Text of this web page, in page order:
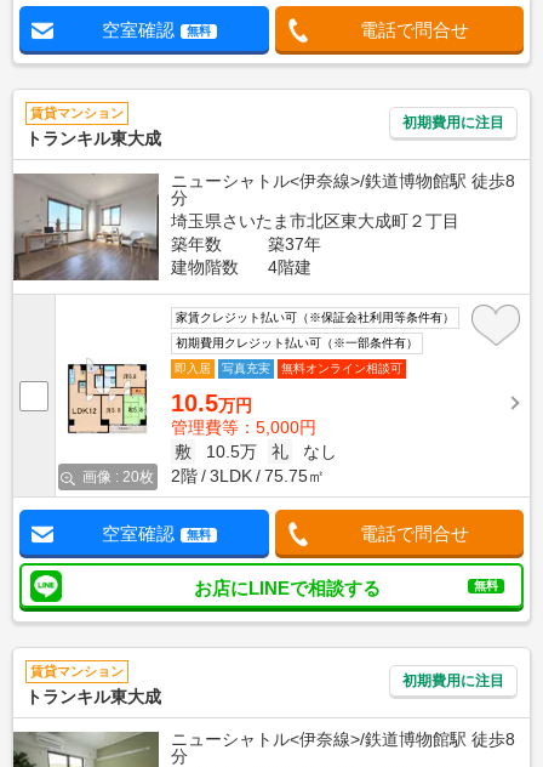
空室確認 無料 電話で問合せ
賃貸マンション
トランキル東大成
初期費用に注目
ニューシャトル<伊奈線>/鉄道博物館駅 徒歩8
分
埼玉県さいたま市北区東大成町２丁目
築年数
築37年
建物階数
4階建
画像 : 20枚
家賃クレジット払い可（※保証会社利用等条件有）
初期費用クレジット払い可（※一部条件有）
即入居
写真充実 無料オンライン相談可
10.5万円
管理費等：5,000円
敷
10.5万 礼
なし
2階
3LDK 75.75㎡
空室確認 無料 電話で問合せ
お店にLINEで相談する 無料
賃貸マンション
トランキル東大成
初期費用に注目
ニューシャトル<伊奈線>/鉄道博物館駅 徒歩8
分